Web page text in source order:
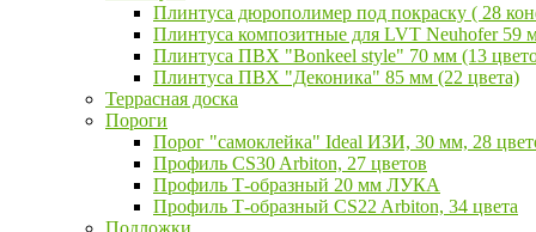
Плинтуса дюрополимер под покраску ( 28
Плинтуса композитные для LVT Neuhofer 59
Плинтуса ПВХ "Bonkeel style" 70 мм (13
Плинтуса ПВХ "Деконика" 85 мм (22 цвета)
Террасная доска
Пороги
Порог "самоклейка" Ideal ИЗИ, 30 мм, 28
Профиль CS30 Arbiton, 27 цветов
Профиль Т-образный 20 мм ЛУКА
Профиль Т-образный CS22 Arbiton, 34 цвета
Подложки